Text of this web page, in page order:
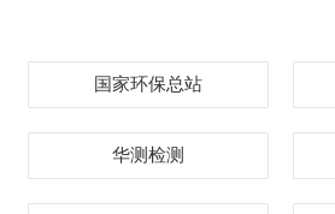
国家环保总站
华测检测